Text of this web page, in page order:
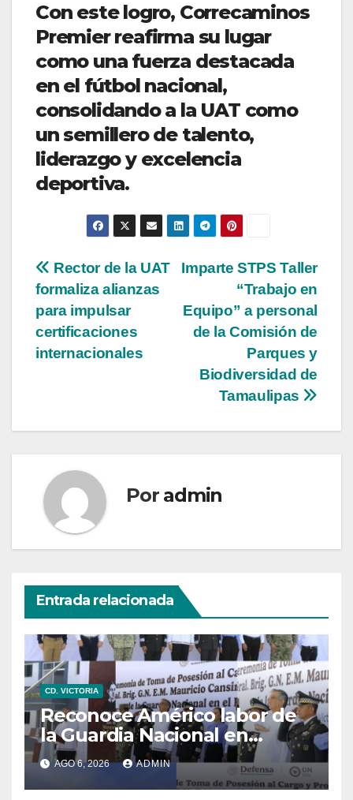
Con este logro, Correcaminos
Premier reafirma su lugar
como una fuerza destacada
en el fútbol nacional,
consolidando a la UAT como
un semillero de talento,
liderazgo y excelencia
deportiva.
Navegación
de
entradas
Imparte STPS Taller
“Trabajo en
Equipo” a personal
de la Comisión de
Parques y
Biodiversidad de
Tamaulipas
Rector de la UAT
formaliza alianzas
para impulsar
certificaciones
internacionales
Por admin
Entrada relacionada
CD. VICTORIA
Reconoce Américo labor de
la Guardia Nacional en
Tamaulipas; atestigua
llegada del nuevo
coordinador estatal
AGO 6, 2026 ADMIN